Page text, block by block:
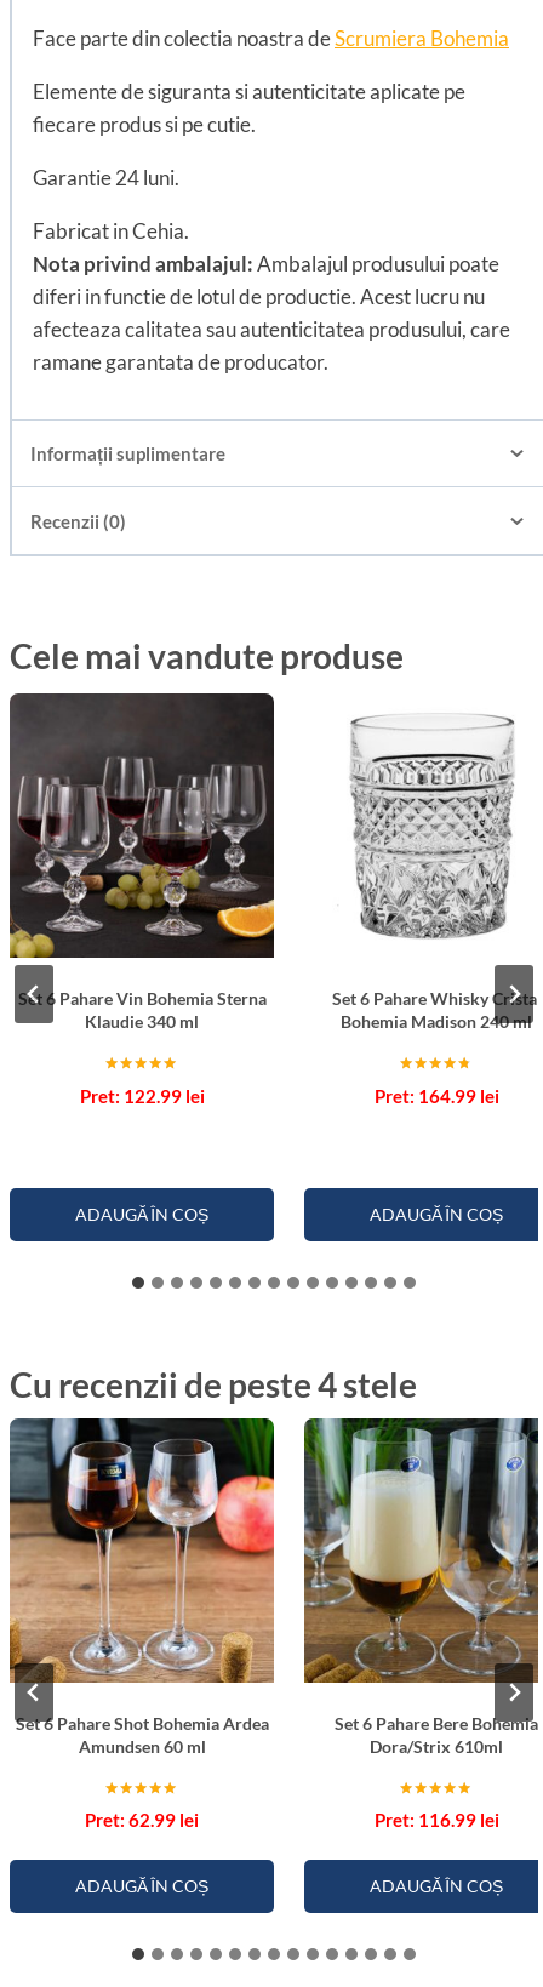
Face parte din colectia noastra deScrumiera Bohemia
Elemente de siguranta si autenticitate aplicate pe
fiecare produs si pe cutie.
Garantie 24 luni.
Fabricat in Cehia.
Nota privind ambalajul:Ambalajul produsului poate
diferi in functie de lotul de productie. Acest lucru nu
afecteaza calitatea sau autenticitatea produsului, care
ramane garantata de producator.
Informații suplimentare
Recenzii (0)
Cele mai vandute produse
Set 6 Pahare Vin Bohemia Sterna
Klaudie 340 ml
5.00
122.99 lei
ADAUGĂ ÎN COȘ
Set 6 Pahare Whisky Cristal
Bohemia Madison 240 ml
4.67
164.99 lei
ADAUGĂ ÎN COȘ
Cu recenzii de peste 4 stele
Set 6 Pahare Shot Bohemia Ardea
Amundsen 60 ml
5.00
62.99 lei
ADAUGĂ ÎN COȘ
Set 6 Pahare Bere Bohemia
Dora/Strix 610ml
5.00
116.99 lei
ADAUGĂ ÎN COȘ